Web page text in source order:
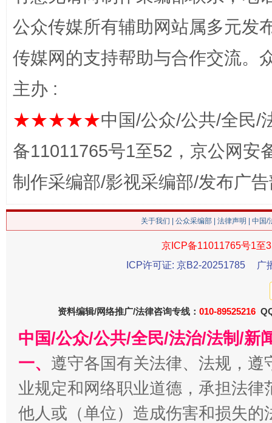
习近平的博鳌关键词
魏明亮
“刷贴”乱象丛生
生
揭批美国五大"原罪" "
公众传媒所有辅助网站属多元发
传媒网的支持帮助与合作交流。
主办 :
★★★★★中国/公众/公共/全民/
备11011765号1至52，京公网安
制作采编部/影视采编部/发布广
关于我们 公众采编部 法律声明 | 中国
京ICP备11011765号1至
ICP许可证: 京B2-20251785
广
资料编辑/网络推广/法律咨询专线： 010-89525216
中国/公众/公共/全民/法治/法制/新
一、 遵守各国有关法律、法规，
业规定和网络职业道德，承担法
他人或（单位）造成伤害和损失